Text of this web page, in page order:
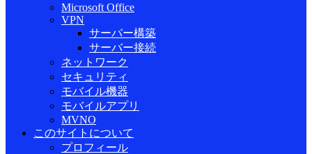
Microsoft Office
VPN
サーバー構築
サーバー接続
ネットワーク
セキュリティ
モバイル機器
モバイルアプリ
MVNO
このサイトについて
プロフィール